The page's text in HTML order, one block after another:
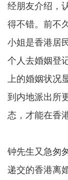
经朋友介绍，
得不错。前不
小姐是香港居
个人去婚姻登
上的婚姻状况
到内地派出所
态，才能在香
钟先生又急匆
递交的香港离